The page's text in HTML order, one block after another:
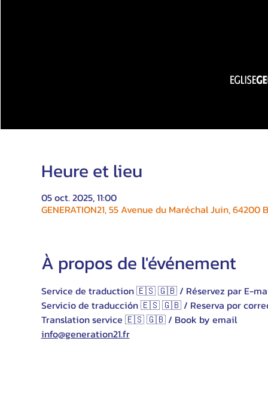
Heure et lieu
05 oct. 2025, 11:00
GENERATION21, 55 Avenue du Maréchal Juin, 64200
À propos de l'événement
Service de traduction 🇪🇸 🇬🇧 / Réservez par E-
Servicio de traducción 🇪🇸 🇬🇧 / Reserva por
Translation service 🇪🇸 🇬🇧 / Book by email
info@generation21.fr